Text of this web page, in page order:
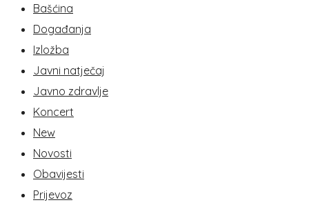
Bašćina
Događanja
Izložba
Javni natječaj
Javno zdravlje
Koncert
New
Novosti
Obavijesti
Prijevoz